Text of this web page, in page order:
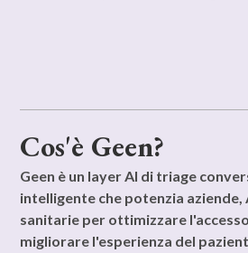
Cos'è Geen?
Geen è un layer AI di triage
intelligente che potenzia
sanitarie per ottimizzare
migliorare l'esperienza del